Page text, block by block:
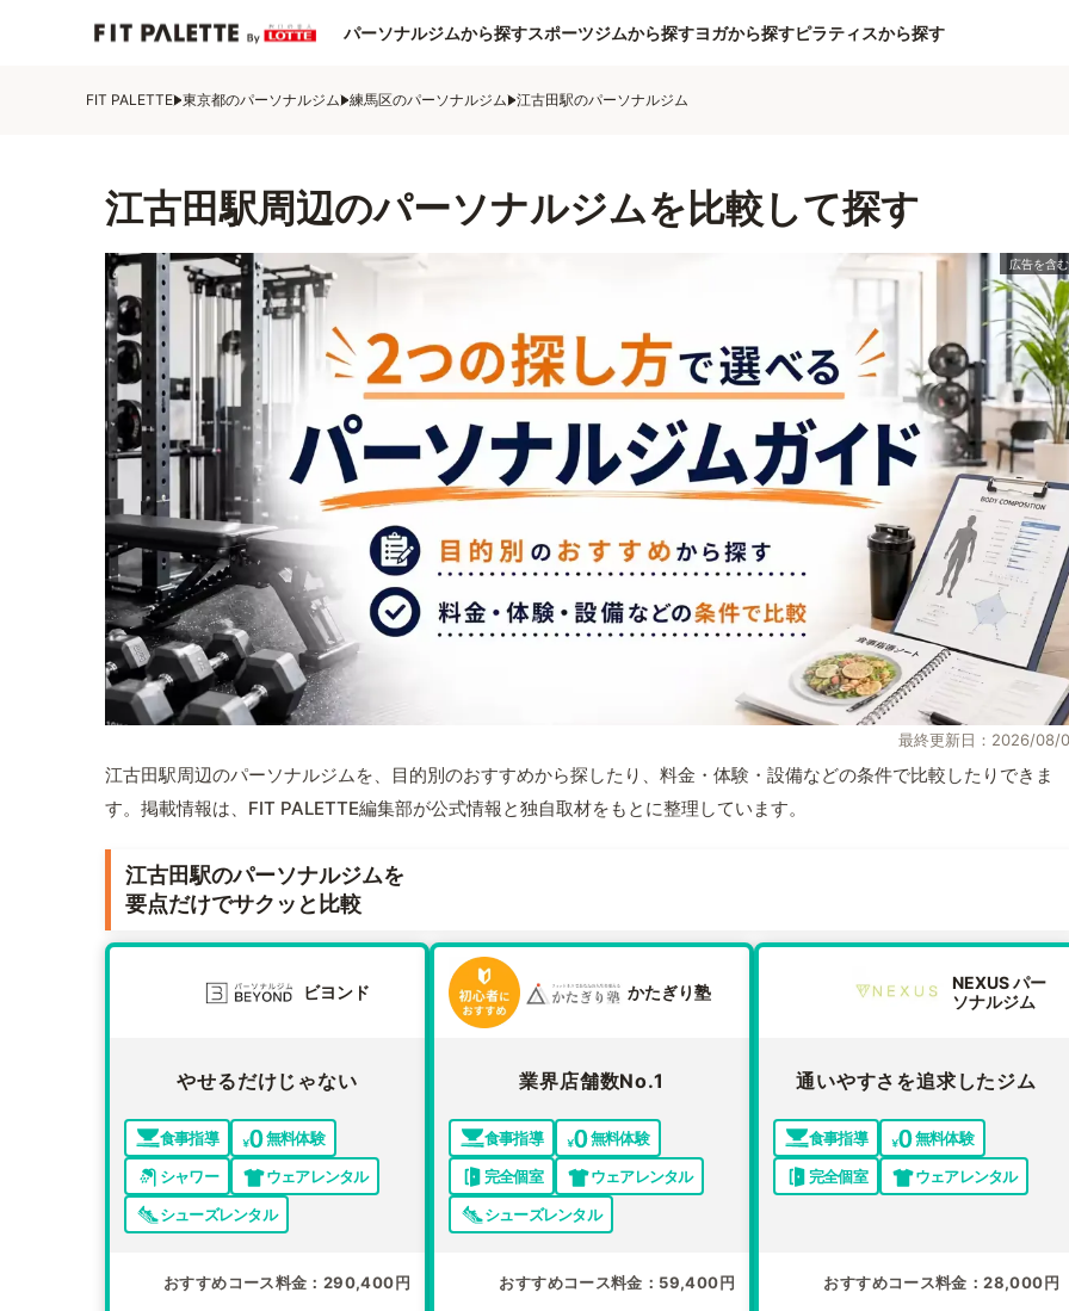
パーソナルジムから探すスポーツジムから探すヨガから探すピラティスから探す
FIT PALETTE 東京都のパーソナルジム 練馬区のパーソナルジム 江古田駅のパーソナルジム
江古田駅周辺のパーソナルジムを比較して探す
最終更新日：2026/08/
江古田駅周辺のパーソナルジムを、目的別のおすすめから探したり、料金・体験・設備などの条件で比較したりできま
す。掲載情報は、FIT PALETTE編集部が公式情報と独自取材をもとに整理しています。
江古田駅のパーソナルジムを
要点だけでサクッと比較
ビヨンド
やせるだけじゃない
食事指導
無料体験
シャワー
ウェアレンタル
シューズレンタル
おすすめコース料金 290,400円
かたぎり塾
業界店舗数No.1
食事指導
無料体験
完全個室
ウェアレンタル
シューズレンタル
おすすめコース料金 59,400円
NEXUS パー
ソナルジム
通いやすさを追求したジム
食事指導
無料体験
完全個室
ウェアレンタル
おすすめコース料金 28,000円